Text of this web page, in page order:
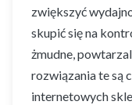
zwiększyć
skupić się na
żmudne,
rozwiązania te są
internetowych